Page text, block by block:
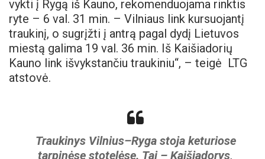
vykti į Rygą iš Kauno, rekomenduojama rinktis
ryte – 6 val. 31 min. – Vilniaus link kursuojantį
traukinį, o sugrįžti į antrą pagal dydį Lietuvos
miestą galima 19 val. 36 min. Iš Kaišiadorių
Kauno link išvykstančiu traukiniu“, – teigė LTG
atstovė.
Traukinys Vilnius–Ryga stoja keturiose
tarpinėse stotelėse. Tai – Kaišiadorys,